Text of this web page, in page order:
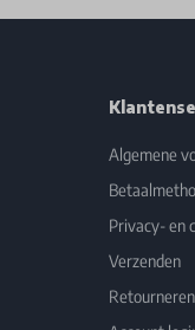
Algemene
Privacy- en
Verzenden
Retourneren